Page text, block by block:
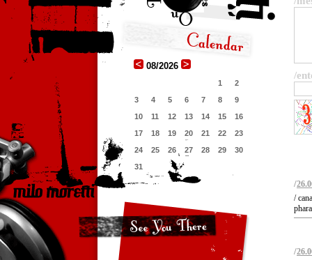
08/2026
1
2
3
4 5 6 7 8
9
10
11 12 13 14 15
16
17
18 19 20 21 22
23
24
25 26 27 28 29
30
31
/
/
/
/